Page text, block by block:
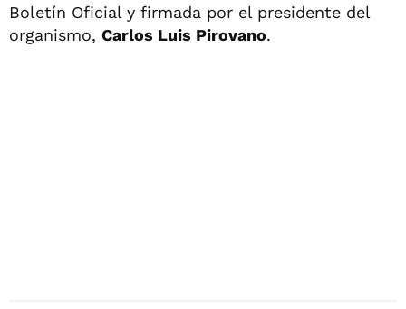
Boletín Oficial y firmada por el presidente del
organismo, Carlos Luis Pirovano.